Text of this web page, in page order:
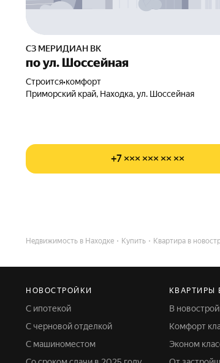
СЗ МЕРИДИАН ВК
по ул. Шоссейная
Строится•комфорт
Приморский край, Находка, ул. Шоссейная
+7 ××× ××× ×× ××
Недвижимость в Находке Купить Квартира в
НОВОСТРОЙКИ
С ипотекой
С черновой отделкой
С машиноместом
КВАРТИРЫ
В
Комфорт
Эконом